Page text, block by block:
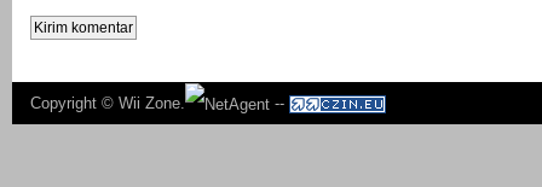
Copyright © Wii Zone. --